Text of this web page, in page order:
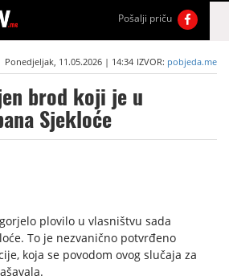
Pošalji priču
Ponedjeljak, 11.05.2026 | 14:34 IZVOR: pobjeda.me
brod koji je u
Sjekloće
plovilo u vlasništvu sada
To je nezvanično potvrđeno
koja se povodom ovog slučaja za